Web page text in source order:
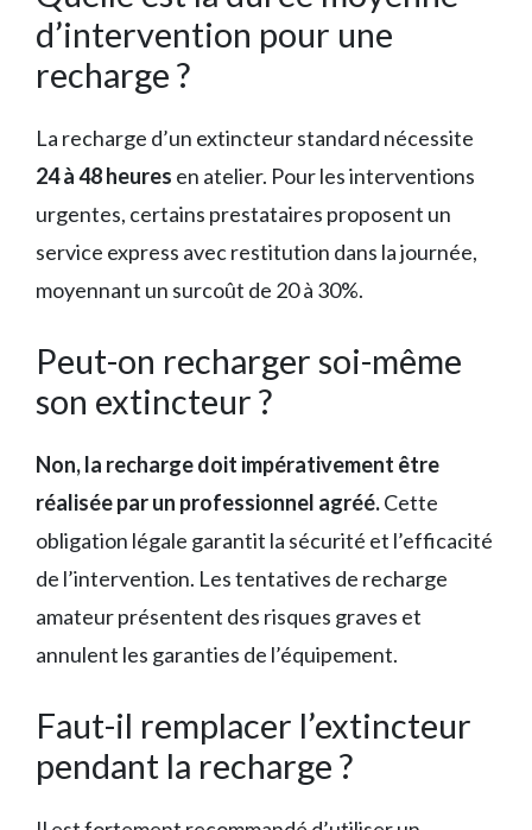
d’intervention pour une
recharge ?
La recharge d’un extincteur standard nécessite
24 à 48 heures en atelier. Pour les interventions
urgentes, certains prestataires proposent un
service express avec restitution dans la journée,
moyennant un surcoût de 20 à 30%.
Peut-on recharger soi-même
son extincteur ?
Non, la recharge doit impérativement être
réalisée par un professionnel agréé.Cette
obligation légale garantit la sécurité et l’efficacité
de l’intervention. Les tentatives de recharge
amateur présentent des risques graves et
annulent les garanties de l’équipement.
Faut-il remplacer l’extincteur
pendant la recharge ?